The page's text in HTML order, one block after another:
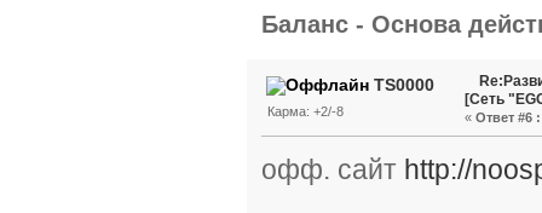
Баланс - Основа
TS0000
Карма: +2/-8
[Сеть
« Ответ #6 :
офф. сайт http://